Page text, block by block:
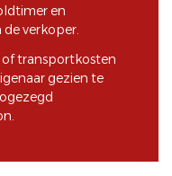
en
verkoper.
transportkosten
gezien te